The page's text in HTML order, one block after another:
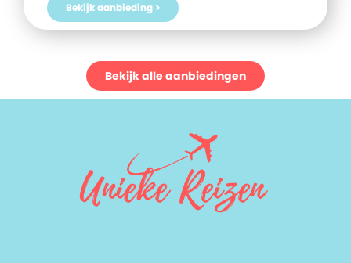
Bekijk aanbieding >
Bekijk alle aanbiedingen